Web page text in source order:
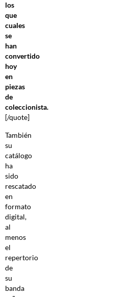
los
que
cuales
se
han
convertido
hoy
en
piezas
de
coleccionista.
[/quote]
También
su
catálogo
ha
sido
rescatado
en
formato
digital,
al
menos
el
repertorio
de
su
banda